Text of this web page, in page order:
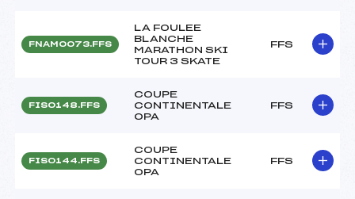
FNAM0073.FFS
LA FOULEE
BLANCHE
MARATHON SKI
TOUR 3 SKATE
FFS
FIS0148.FFS
COUPE
CONTINENTALE
OPA
FFS
FIS0144.FFS
COUPE
CONTINENTALE
OPA
FFS